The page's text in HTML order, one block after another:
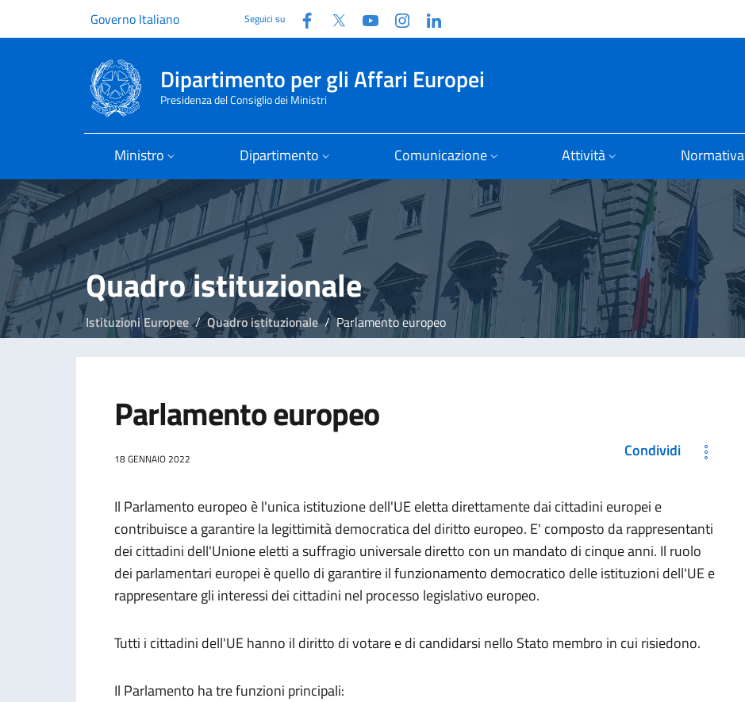
Governo Italiano Seguici su Facebook
Twitter YouTubeInstagram
Dipartimento per gli Affari Europei
Presidenza del Consiglio dei Ministri
Ministro Dipartimento Comunicazione Attività Normativa
Quadro istituzionale
Istituzioni Europee Quadro istituzionale Parlamento europeo
Parlamento europeo
18 GENNAIO 2022 Condividi
Il Parlamento europeo è l'unica istituzione dell'UE eletta direttamente dai cittadini europei e
contribuisce a garantire la legittimità democratica del diritto europeo. E' composto da rappresentanti
dei cittadini dell'Unione eletti a suffragio universale diretto con un mandato di cinque anni. Il ruolo
dei parlamentari europei è quello di garantire il funzionamento democratico delle istituzioni dell'UE e
rappresentare gli interessi dei cittadini nel processo legislativo europeo.
Tutti i cittadini dell'UE hanno il diritto di votare e di candidarsi nello Stato membro in cui risiedono.
Il Parlamento ha tre funzioni principali: